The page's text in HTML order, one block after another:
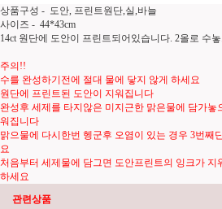
상품구성 - 도안, 프린트원단,실,바늘
사이즈 - 44*43cm
14ct 원단에 도안이 프린트되어있습니다. 2올로 수
주의!!
수를 완성하기전에 절대 물에 닿지 않게 하세요
원단에 프린트된 도안이 지워집니다
완성후 세제를 타지않은 미지근한 맑은물에 담가놓
워집니다
맑으물에 다시한번 헹군후 오염이 있는 경우 3번째
요
처음부터 세제물에 담그면 도안프린트의 잉크가 지
하세요
관련상품